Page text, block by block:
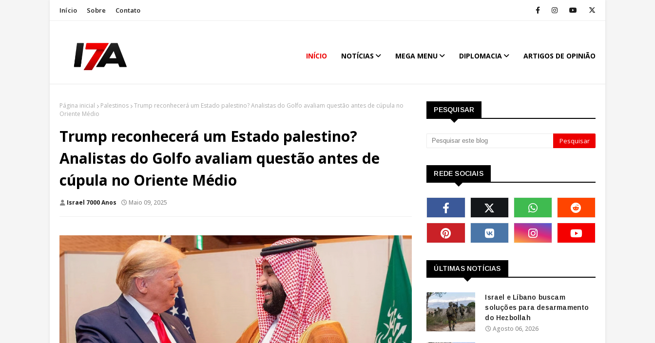
Início Sobre Contato
INÍCIO NOTÍCIAS MEGA MENU DIPLOMACIA ARTIGOS DE OPINIÃO
Página inicial Palestinos
Trump reconhecerá um Estado palestino? Analistas do Golfo avaliam questão antes de cúpula no
Oriente Médio
Trump reconhecerá um Estado palestino?
Analistas do Golfo avaliam questão antes de
cúpula no Oriente Médio
Israel 7000 Anos Maio 09, 2025
PESQUISAR
REDE SOCIAIS
ÚLTIMAS NOTÍCIAS
Israel e Líbano buscam
soluções para desarmamento
do Hezbollah
Agosto 06, 2026